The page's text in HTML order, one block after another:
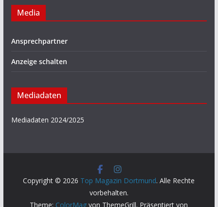
Media
Ansprechpartner
Anzeige schalten
Mediadaten
Mediadaten 2024/2025
Copyright © 2026 Top Magazin Dortmund. Alle Rechte
vorbehalten.
Theme: ColorMag von ThemeGrill. Präsentiert von